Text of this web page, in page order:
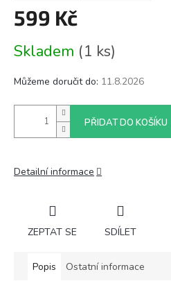
599 Kč
cena:
Skladem (1 ks)
Můžeme doručit do: 11.8.2026
PŘIDAT DO KOŠÍKU
Detailní informace
ZEPTAT SE SDÍLET
Popis Ostatní informace